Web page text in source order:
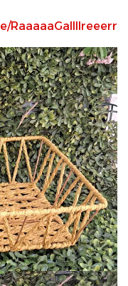
RaaaaaGallllreeerr